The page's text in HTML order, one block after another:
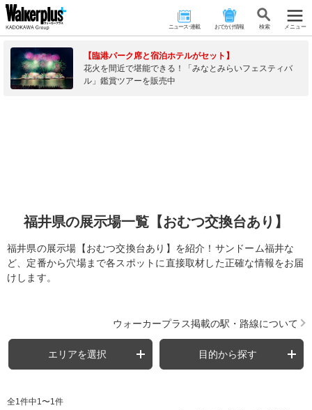
ニュース･連載 おでかけ情報 検 索 メニュー
【臨港パーク席と宿泊ホテルがセット】
花火を間近で堪能できる！「みなとみらいフェスティバ
ル」鑑賞ツアーを販売中
福井県の展示場一覧【おむつ交換台あり】
福井県の展示場【おむつ交換台あり】を紹介！サンドーム福井な
ど、定番から穴場まで各スポットに直接取材した正確な情報をお届
けします。
ウォーカープラス掲載の駅・路線について
エリアを選択 目的から探す
全1件中1〜1件